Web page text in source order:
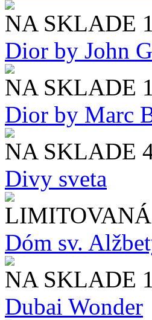
NA SKLADE
Dior by John
NA SKLADE
Dior by Marc
NA SKLADE
Divy sveta
Dóm sv.
NA SKLADE
Dubai Wonder